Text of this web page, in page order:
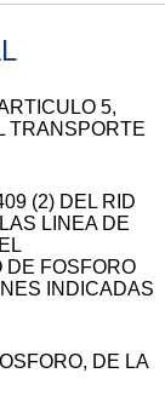
5,
TRANSPORTE
(2) DEL RID
LINEA DE
FOSFORO
INDICADAS
DE LA